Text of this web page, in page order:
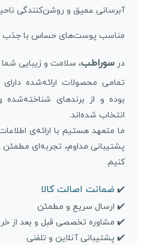
آبرسانی عمیق و روشن‌کنندگی
مناسب پوست‌های حساس با جذب
در سوراطب، سلامت و زیبایی
تمامی محصولات ارائه‌شده دارای
بوده و از برندهای شناخته‌شده
انتخاب شده‌اند.
ما متعهد هستیم با ارائه‌ی
پشتیبانی مداوم، تجربه‌ای
کنیم.
✔️ ضمانت اصالت کالا
✔️ ارسال سریع و مطمئن
✔️ مشاوره تخصصی قبل و بعد از
✔️ پشتیبانی آنلاین و تلفنی